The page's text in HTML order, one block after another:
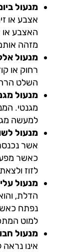
מנעול
אצבע או
האצבע או את
מזהה אותם
מנעול
רחוק או קוד.
השלט הרחוק
מנעול מגנטי:
מגנטי.
למעשה מגנט,
מנעול לשונית:
אשר נכנסת
כאשר
לזוז ולצאת
מנעול עליון:
הדלת, והוא
נפתח כאשר
למוט המתכת
מנעול חבוי:
אינו נראה